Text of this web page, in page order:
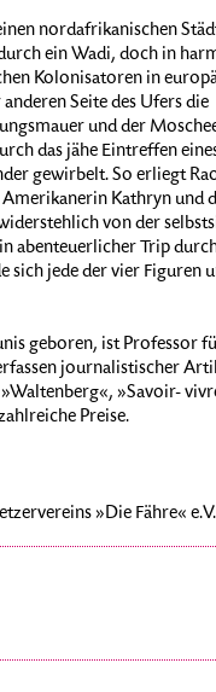
nordafrikanischen
ein Wadi, doch in
Kolonisatoren in
Seite des Ufers die
und der
das jähe Eintreffen
gewirbelt. So erliegt
Kathryn und
von der
abenteuerlicher Trip
sich jede der vier Figuren
geboren, ist Professor
journalistischer
»Savoir-
Preise.
»Die Fähre« e.V.